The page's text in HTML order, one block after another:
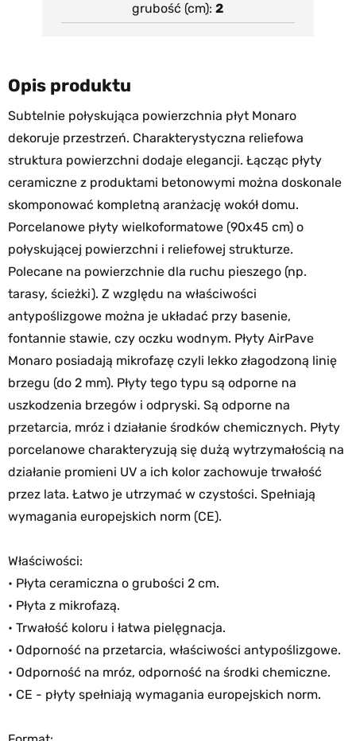
grubość (cm) 2
Opis produktu
Subtelnie połyskująca powierzchnia płyt Monaro
dekoruje przestrzeń. Charakterystyczna reliefowa
struktura powierzchni dodaje elegancji. Łącząc płyty
ceramiczne z produktami betonowymi można doskonale
skomponować kompletną aranżację wokół domu.
Porcelanowe płyty wielkoformatowe (90x45 cm) o
połyskującej powierzchni i reliefowej strukturze.
Polecane na powierzchnie dla ruchu pieszego (np.
tarasy, ścieżki). Z względu na właściwości
antypoślizgowe można je układać przy basenie,
fontannie stawie, czy oczku wodnym. Płyty AirPave
Monaro posiadają mikrofazę czyli lekko złagodzoną linię
brzegu (do 2 mm). Płyty tego typu są odporne na
uszkodzenia brzegów i odpryski. Są odporne na
przetarcia, mróz i działanie środków chemicznych. Płyty
porcelanowe charakteryzują się dużą wytrzymałością na
działanie promieni UV a ich kolor zachowuje trwałość
przez lata. Łatwo je utrzymać w czystości. Spełniają
wymagania europejskich norm (CE).
Właściwości:
• Płyta ceramiczna o grubości 2 cm.
• Płyta z mikrofazą.
• Trwałość koloru i łatwa pielęgnacja.
• Odporność na przetarcia, właściwości antypoślizgowe.
• Odporność na mróz, odporność na środki chemiczne.
• CE - płyty spełniają wymagania europejskich norm.